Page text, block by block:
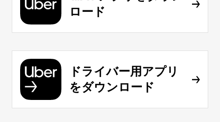
ロード
ドライバー用アプリ
をダウンロード